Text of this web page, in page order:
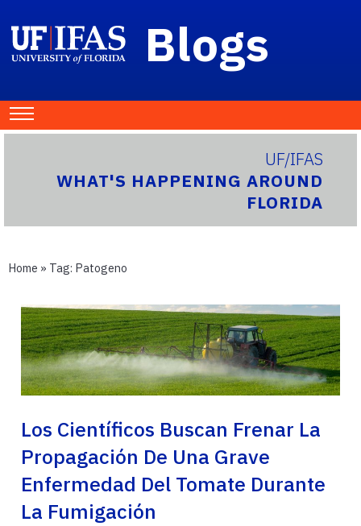
Blogs
UF/IFAS
WHAT'S HAPPENING AROUND
FLORIDA
Home » Tag: Patogeno
Los Científicos Buscan Frenar La
Propagación De Una Grave
Enfermedad Del Tomate Durante
La Fumigación